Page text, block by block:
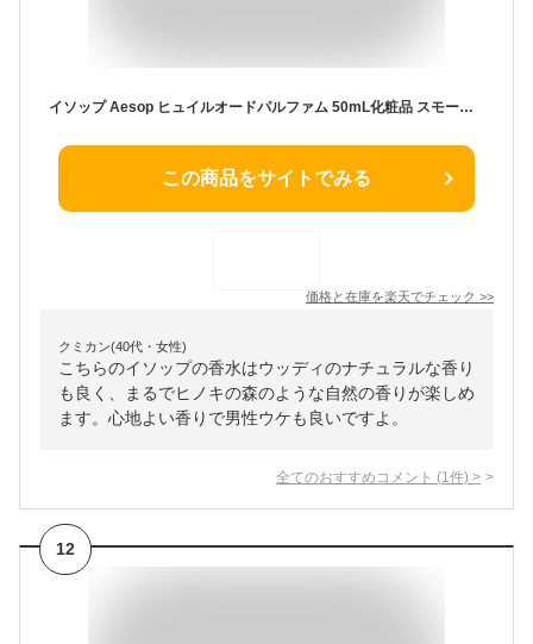
イソップ Aesop ヒュイルオードパルファム 50mL化粧品 スモーキー ウッディ プレゼント 贈り物 彼女 女性 イソップ香水 アロマ お洒落 ブランド フレグランス ヒュイルオード パルファム 香水 イソップヒュイル ヒュイル オードパルファム オード パルファム クリスマス
この商品をサイトでみる
価格と在庫を楽天でチェック >>
クミカン(40代・女性)
こちらのイソップの香水はウッディのナチュラルな香り
も良く、まるでヒノキの森のような自然の香りが楽しめ
ます。心地よい香りで男性ウケも良いですよ。
全てのおすすめコメント (1 件) >
12